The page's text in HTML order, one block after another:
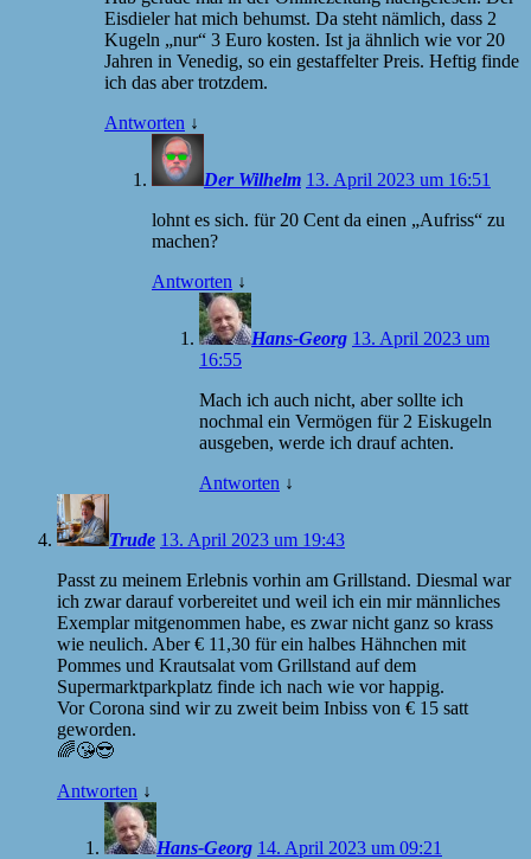
Eisdieler hat mich behumst. Da steht nämlich, dass 2
Kugeln „nur“ 3 Euro kosten. Ist ja ähnlich wie vor 20
Jahren in Venedig, so ein gestaffelter Preis. Heftig finde
ich das aber trotzdem.
Antworten ↓
Der Wilhelm 13. April 2023 um 16:51
lohnt es sich. für 20 Cent da einen „Aufriss“ zu
machen?
Antworten ↓
Hans-Georg 13. April 2023 um
16:55
Mach ich auch nicht, aber sollte ich
nochmal ein Vermögen für 2 Eiskugeln
ausgeben, werde ich drauf achten.
Antworten ↓
Trude 13. April 2023 um 19:43
Passt zu meinem Erlebnis vorhin am Grillstand. Diesmal war
ich zwar darauf vorbereitet und weil ich ein mir männliches
Exemplar mitgenommen habe, es zwar nicht ganz so krass
wie neulich. Aber € 11,30 für ein halbes Hähnchen mit
Pommes und Krautsalat vom Grillstand auf dem
Supermarktparkplatz finde ich nach wie vor happig.
Vor Corona sind wir zu zweit beim Inbiss von € 15 satt
geworden.
🌈😘😎
Antworten ↓
Hans-Georg 14. April 2023 um 09:21